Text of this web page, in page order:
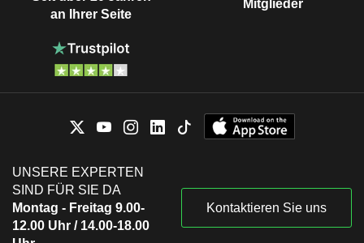
an Ihrer Seite
Mitglieder
UNSERE EXPERTEN
SIND FÜR SIE DA
Montag - Freitag 9.00-
12.00 Uhr / 14.00-18.00
Kontaktieren Sie uns